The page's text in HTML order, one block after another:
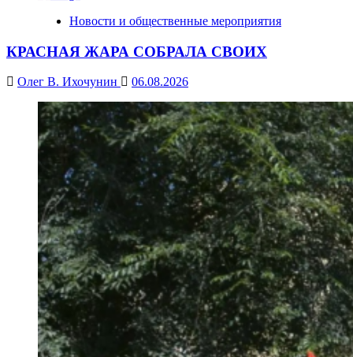
Новости и общественные мероприятия
КРАСНАЯ ЖАРА СОБРАЛА СВОИХ
Олег В. Ихочунин 06.08.2026